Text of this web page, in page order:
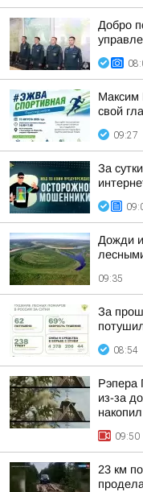
Добро
Максим
свой
09:27
За
Дожди
09:35
За
08:54
Рэпера
из-за
09:50
23 км